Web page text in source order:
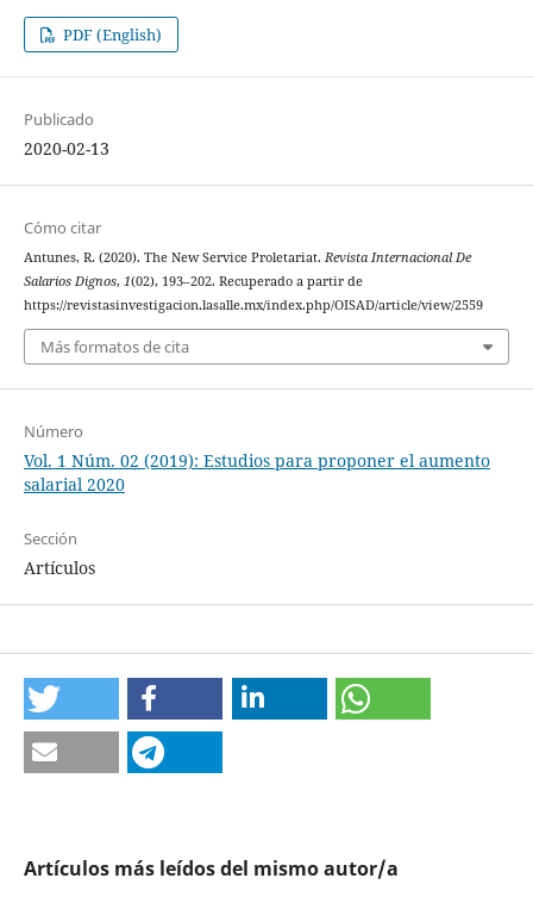
PDF (English)
Publicado
2020-02-13
Cómo citar
Antunes, R. (2020). The New Service Proletariat. Revista Internacional De
Salarios Dignos, 1(02), 193–202. Recuperado a partir de
https://revistasinvestigacion.lasalle.mx/index.php/OISAD/article/view/2559
Más formatos de cita
Número
Vol. 1 Núm. 02 (2019): Estudios para proponer el aumento
salarial 2020
Sección
Artículos
Artículos más leídos del mismo autor/a